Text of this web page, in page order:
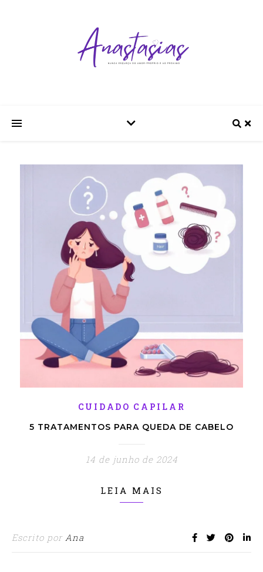
CUIDADO CAPILAR
5 TRATAMENTOS PARA QUEDA DE CABELO
14 de junho de 2024
LEIA MAIS
Escrito por Ana